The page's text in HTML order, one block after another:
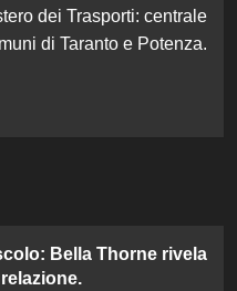
dei Trasporti: centrale
di Taranto e Potenza.
Bella Thorne rivela